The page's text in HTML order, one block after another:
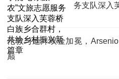
务支队深入
伦敦与迪拜双金加冕，
巅